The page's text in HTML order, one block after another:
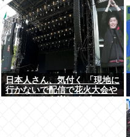
日本人さん、気付く 「現地に
行かないで配信で花火大会や